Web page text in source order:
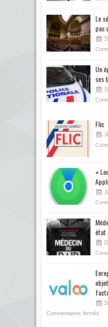
Le
pas
Un
ses
Flic
«
état
Commentaires fermés